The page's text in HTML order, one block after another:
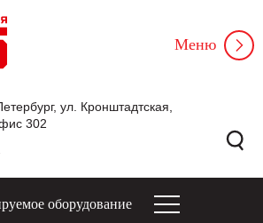
ул. Кронштадтская,
302
Меню
оборудование